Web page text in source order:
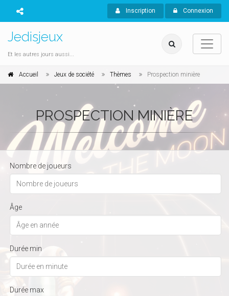
Inscription Connexion
Jedisjeux
Et les autres jours aussi...
Accueil Jeux de société Thèmes Prospection minière
PROSPECTION MINIÈRE
Nombre de joueurs
Âge
Durée min
Durée max